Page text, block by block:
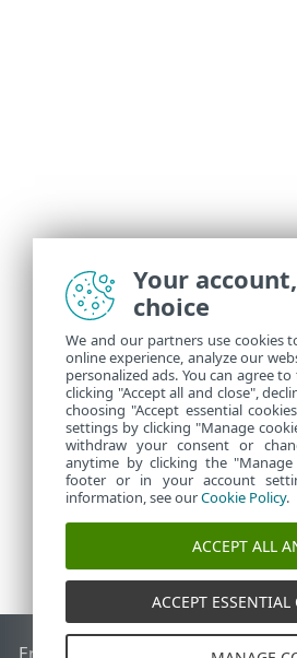
Your
choice
We and our partners use cookies
online experience, analyze our
personalized ads. You can agree
clicking "Accept all and close",
choosing "Accept essential
settings by clicking "Manage
withdraw your consent or
anytime by clicking the
footer or in your account
information, see ourCookie Policy.
ACCEPT ALL
ACCEPT